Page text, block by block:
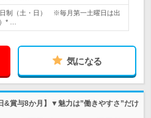
制（土・日） ※毎月第一土曜日は出
* …
気になる
&賞与8か月】▼魅力は”働きやすさ”だけ